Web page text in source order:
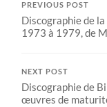
PREVIOUS POST
Discographie de
1973 à 1979, de
NEXT POST
Discographie de
œuvres de